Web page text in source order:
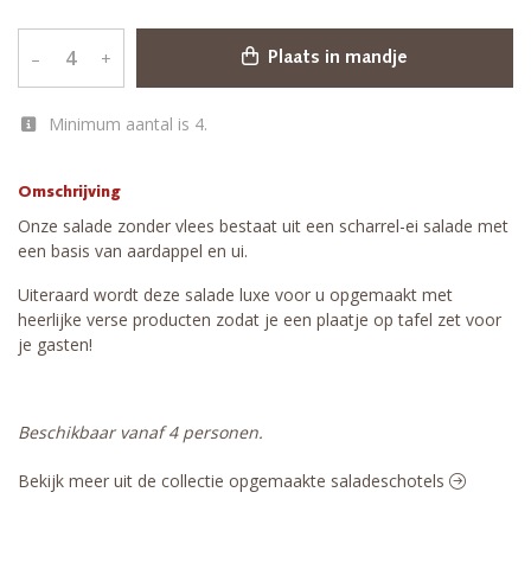
Omschrijving
Onze salade zonder vlees bestaat uit een scharrel-ei salade met
een basis van aardappel en ui.
Uiteraard wordt deze salade luxe voor u opgemaakt met
heerlijke verse producten zodat je een plaatje op tafel zet voor
je gasten!
Beschikbaar vanaf 4 personen.
– + Plaats in mandje
Minimum aantal is 4.
Bekijk meer uit de collectie opgemaakte saladeschotels